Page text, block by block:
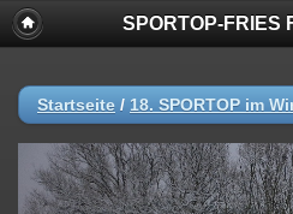
SPORTOP-FRIES
Startseite / 18. SPORTOP im